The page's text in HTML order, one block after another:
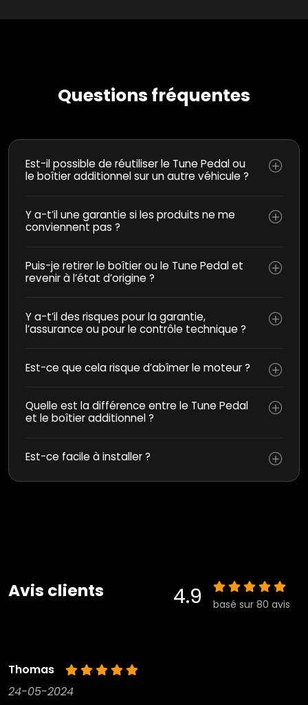
Questions fréquentes
Est-il possible de réutiliser le Tune Pedal ou
le boîtier additionnel sur un autre véhicule ?
Y a-t’il une garantie si les produits ne me
conviennent pas ?
Puis-je retirer le boîtier ou le Tune Pedal et
revenir à l’état d’origine ?
Y a-t’il des risques pour la garantie,
l’assurance ou pour le contrôle technique ?
Est-ce que cela risque d’abîmer le moteur ?
Quelle est la différence entre le Tune Pedal
et le boîtier additionnel ?
Est-ce facile à installer ?
Avis clients 4.9 basé sur 80 avis
Thomas
24-05-2024